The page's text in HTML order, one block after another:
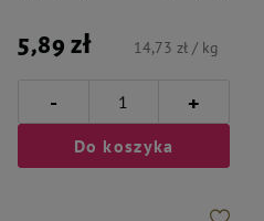
5,89 zł 14,73 zł / kg
- +
Do koszyka